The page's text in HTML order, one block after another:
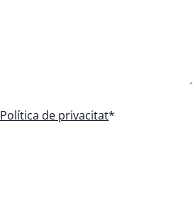
Política de privacitat*